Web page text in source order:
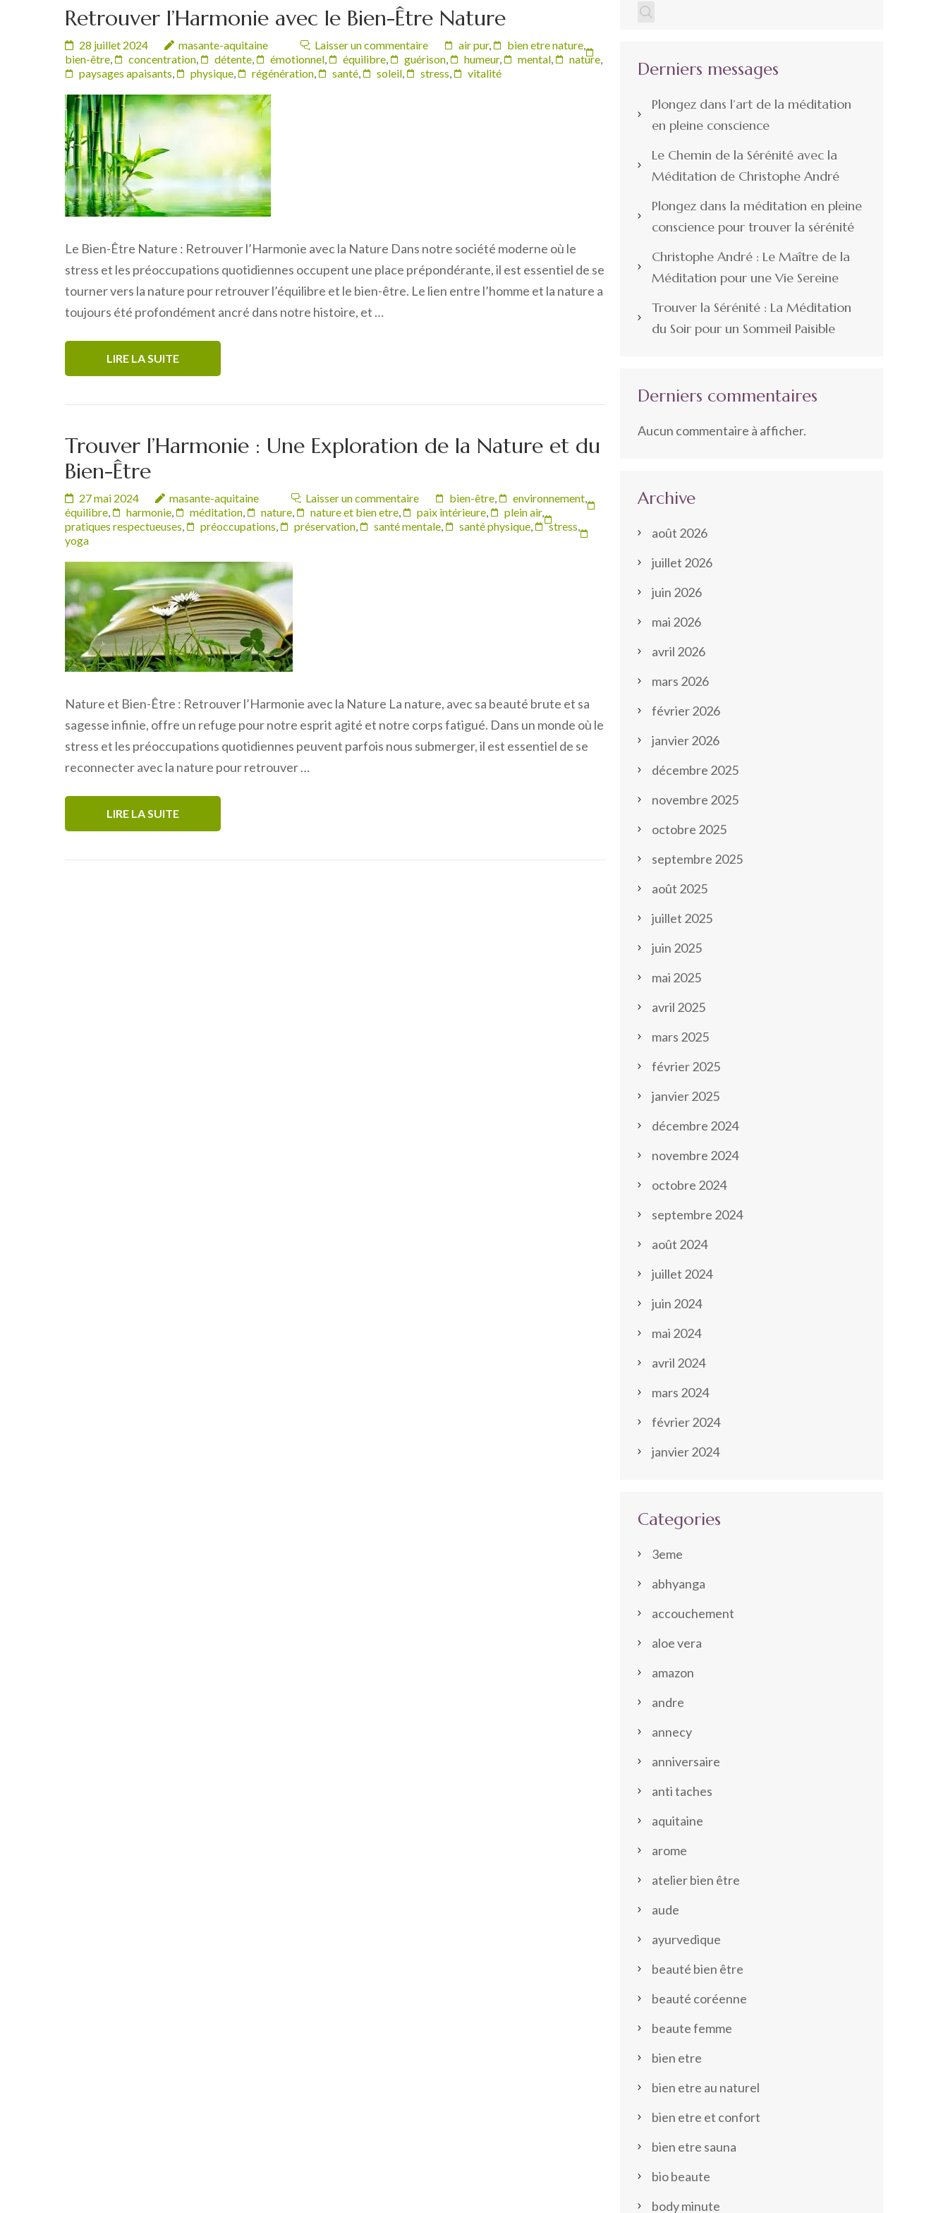
Retrouver l’Harmonie avec le Bien-Être Nature
28 juillet 2024 masante-aquitaine Laisser un commentaire air pur, bien etre nature,
bien-être, concentration, détente, émotionnel, équilibre, guérison, humeur, mental, nature,
paysages apaisants, physique, régénération, santé, soleil, stress, vitalité
Le Bien-Être Nature : Retrouver l’Harmonie avec la Nature Dans notre société moderne où le
stress et les préoccupations quotidiennes occupent une place prépondérante, il est essentiel de se
tourner vers la nature pour retrouver l’équilibre et le bien-être. Le lien entre l’homme et la nature a
toujours été profondément ancré dans notre histoire, et …
LIRE LA SUITE
Trouver l’Harmonie : Une Exploration de la Nature et du
Bien-Être
27 mai 2024 masante-aquitaine Laisser un commentaire bien-être, environnement,
équilibre, harmonie, méditation, nature, nature et bien etre, paix intérieure, plein air,
pratiques respectueuses, préoccupations, préservation, santé mentale, santé physique, stress,
yoga
Nature et Bien-Être : Retrouver l’Harmonie avec la Nature La nature, avec sa beauté brute et sa
sagesse infinie, offre un refuge pour notre esprit agité et notre corps fatigué. Dans un monde où le
stress et les préoccupations quotidiennes peuvent parfois nous submerger, il est essentiel de se
reconnecter avec la nature pour retrouver …
LIRE LA SUITE
Derniers messages
Plongez dans l’art de la méditation
en pleine conscience
Le Chemin de la Sérénité avec la
Méditation de Christophe André
Plongez dans la méditation en pleine
conscience pour trouver la sérénité
Christophe André : Le Maître de la
Méditation pour une Vie Sereine
Trouver la Sérénité : La Méditation
du Soir pour un Sommeil Paisible
Derniers commentaires
Aucun commentaire à afficher.
Archive
août 2026
juillet 2026
juin 2026
mai 2026
avril 2026
mars 2026
février 2026
janvier 2026
décembre 2025
novembre 2025
octobre 2025
septembre 2025
août 2025
juillet 2025
juin 2025
mai 2025
avril 2025
mars 2025
février 2025
janvier 2025
décembre 2024
novembre 2024
octobre 2024
septembre 2024
août 2024
juillet 2024
juin 2024
mai 2024
avril 2024
mars 2024
février 2024
janvier 2024
Categories
3eme
abhyanga
accouchement
aloe vera
amazon
andre
annecy
anniversaire
anti taches
aquitaine
arome
atelier bien être
aude
ayurvedique
beauté bien être
beauté coréenne
beaute femme
bien etre
bien etre au naturel
bien etre et confort
bien etre sauna
bio beaute
body minute